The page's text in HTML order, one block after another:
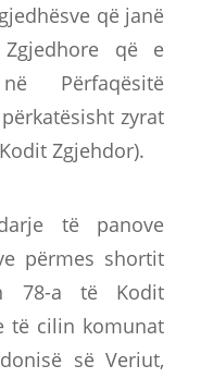
që janë
që e
Përfaqësitë
zyrat
Zgjehdor).
të panove
përmes shortit
78-a të Kodit
të cilin komunat
së Veriut,